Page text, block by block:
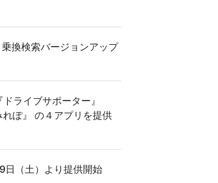
換検索バージョンアップ
ライブサポーター』
れぽ』 の４アプリを提供
（土）より提供開始